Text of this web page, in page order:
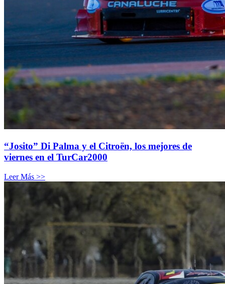
“Josito” Di Palma y el Citroën, los mejores de
viernes en el TurCar2000
Leer Más >>